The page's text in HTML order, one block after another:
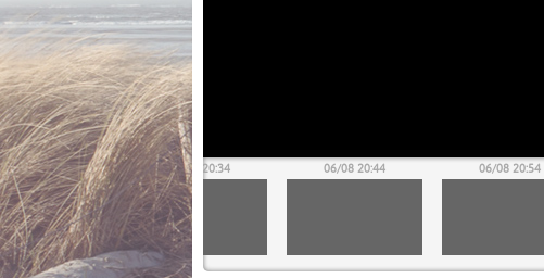
06/08 20:24 06/08 20:34 06/08 20:44 06/08 20:54